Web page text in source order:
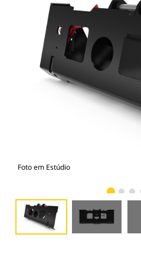
Foto em Estúdio